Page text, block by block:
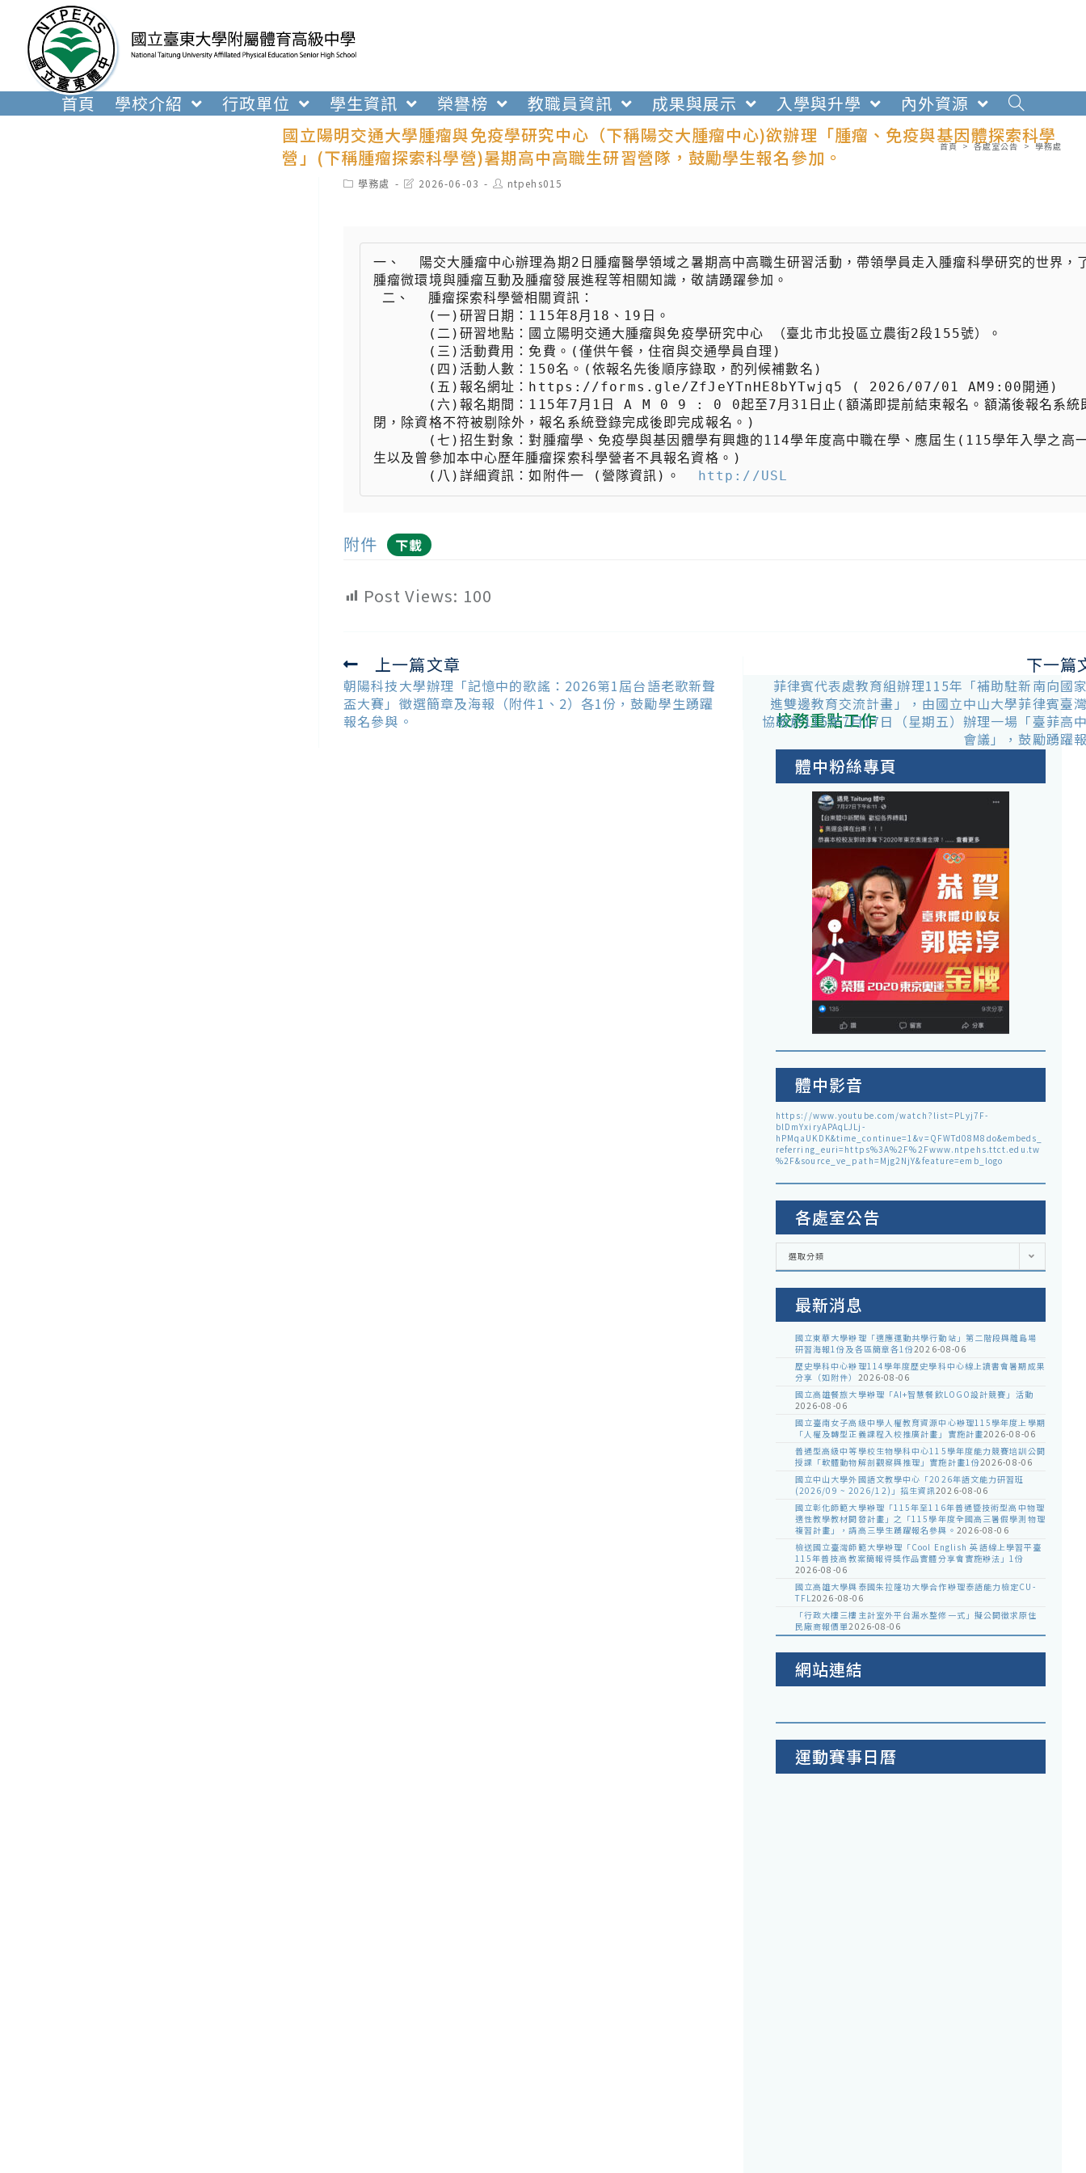
內
首頁 學校介紹 行政單位 學生資訊 榮譽榜 教職員資訊 成果與展示 入學與升學
內外資源
國立陽明交通大學腫瘤與免疫學研究中心（下稱陽交大腫瘤中心)欲辦理「腫瘤、免疫與基因體探索科學
營」(下稱腫瘤探索科學營)暑期高中高職生研習營隊，鼓勵學生報名參加。
首頁 > 各處室公告 > 學務處
Post學務處
Post2026-06-03
Post
author:
ntpehs015
一、  陽交大腫瘤中心辦理為期2日腫瘤醫學領域之暑期高中高職生研習活動，帶領學員走入腫瘤科學研究的世界，
腫瘤微環境與腫瘤互動及腫瘤發展進程等相關知識，敬請踴躍參加。
閉，除資格不符被剔除外，報名系統登錄完成後即完成報名。)
生以及曾參加本中心歷年腫瘤探索科學營者不具報名資格。)
(八)詳細資訊：如附件一 (營隊資訊)。 http://USL
附件 下載
Post Views: 100
Read
more
articles
上一篇文章
朝陽科技大學辦理「記憶中的歌謠：2026第1屆台語老歌新聲
盃大賽」徵選簡章及海報（附件1、2）各1份，鼓勵學生踴躍
報名參與。
下一篇
菲律賓代表處教育組辦理115年「補助駐新南向國
進雙邊教育交流計畫」，由國立中山大學菲律賓臺
協助於115年7月17日（星期五）辦理一場「臺菲高
會議」，鼓勵踴躍
校務重點工作
體中粉絲專頁
體中影音
https://www.youtube.com/watch?list=PLyj7F-
blDmYxiryAPAqLJLj-
hPMqaUKDK&time_continue=1&v=QFWTd08M8do&embeds_
referring_euri=https%3A%2F%2Fwww.ntpehs.ttct.edu.tw
%2F&source_ve_path=Mjg2NjY&feature=emb_logo
各處室公告
各
室
選取分類
最新消息
國立東華大學辦理「適應運動共學行動站」第二階段與離島場
研習海報1份及各區簡章各1份2026-08-06
歷史學科中心辦理114學年度歷史學科中心線上讀書會暑期成果
分享（如附件） 2026-08-06
國立高雄餐旅大學辦理「AI+智慧餐飲LOGO設計競賽」活動
2026-08-06
國立臺南女子高級中學人權教育資源中心辦理115學年度上學期
「人權及轉型正義課程入校推廣計畫」實施計畫2026-08-06
普通型高級中等學校生物學科中心115學年度能力競賽培訓公開
授課「軟體動物解剖觀察與推理」實施計畫1份2026-08-06
國立中山大學外國語文教學中心「2026年語文能力研習班
(2026/09 ~ 2026/12)」招生資訊2026-08-06
國立彰化師範大學辦理「115年至116年普通暨技術型高中物理
適性教學教材開發計畫」之「115學年度全國高三暑假學測物理
複習計畫」，請高三學生踴躍報名參與。 2026-08-06
檢送國立臺灣師範大學辦理「Cool English 英語線上學習平臺
115年普技高教案簡報得獎作品實體分享會實施辦法」1份
2026-08-06
國立高雄大學與泰國朱拉隆功大學合作辦理泰語能力檢定CU-
TFL2026-08-06
「行政大樓三樓主計室外平台漏水整修一式」擬公開徵求原住
民廠商報價單2026-08-06
網站連結
運動賽事日曆